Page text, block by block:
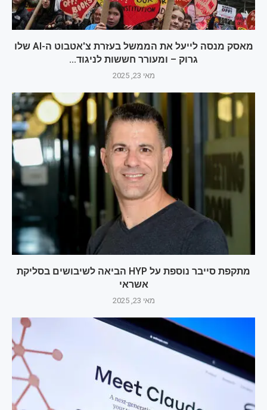
מאסק מנסה לייעל את הממשל בעזרת צ'אטבוט ה-AI שלו
גרוק – ומעורר חששות לניגוד...
מאי 23, 2025
מתקפת סייבר נוספת על HYP הביאה לשיבושים בסליקת
אשראי
מאי 23, 2025